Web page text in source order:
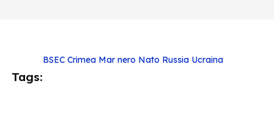
Tags:
BSEC Crimea Mar nero Nato Russia Ucraina